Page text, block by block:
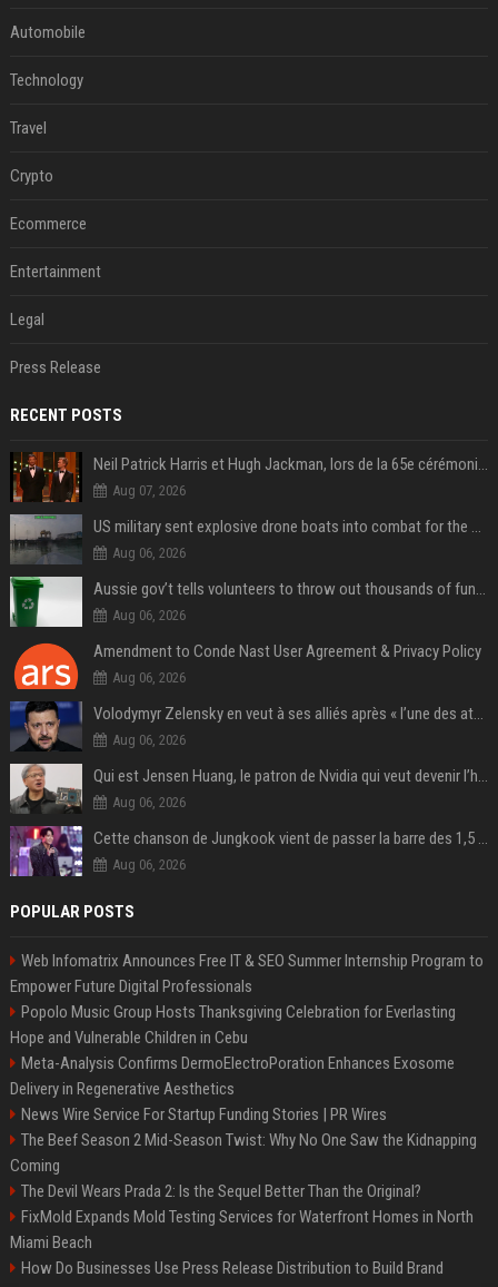
Automobile
Technology
Travel
Crypto
Ecommerce
Entertainment
Legal
Press Release
RECENT POSTS
Neil Patrick Harris et Hugh Jackman, lors de la 65e cérémonie des Tony Awards, à New York, le 12 juin 2011. - Photo
Aug 07, 2026
US military sent explosive drone boats into combat for the first time
Aug 06, 2026
Aussie gov’t tells volunteers to throw out thousands of functioning test routers
Aug 06, 2026
Amendment to Conde Nast User Agreement & Privacy Policy
Aug 06, 2026
Volodymyr Zelensky en veut à ses alliés après « l’une des attaques les plus tragiques » de la Russie à Kiev
Aug 06, 2026
Qui est Jensen Huang, le patron de Nvidia qui veut devenir l’homme fort de l’intelligence artificielle ?
Aug 06, 2026
Cette chanson de Jungkook vient de passer la barre des 1,5 milliard de streams... Et vous la connaissez sans le savoir !
Aug 06, 2026
POPULAR POSTS
Web Infomatrix Announces Free IT & SEO Summer Internship Program to
Empower Future Digital Professionals
Popolo Music Group Hosts Thanksgiving Celebration for Everlasting
Hope and Vulnerable Children in Cebu
Meta-Analysis Confirms DermoElectroPoration Enhances Exosome
Delivery in Regenerative Aesthetics
News Wire Service For Startup Funding Stories | PR Wires
The Beef Season 2 Mid-Season Twist: Why No One Saw the Kidnapping
Coming
The Devil Wears Prada 2: Is the Sequel Better Than the Original?
FixMold Expands Mold Testing Services for Waterfront Homes in North
Miami Beach
How Do Businesses Use Press Release Distribution to Build Brand